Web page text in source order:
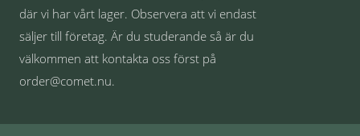
där vi har vårt lager. Observera att vi endast
säljer till företag. Är du studerande så är du
välkommen att kontakta oss först på
order@comet.nu.